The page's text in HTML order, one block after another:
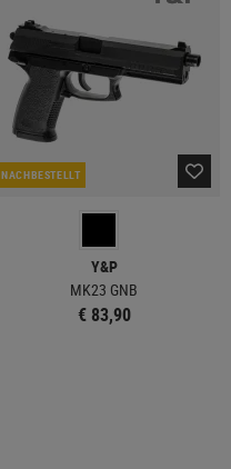
NACHBESTELLT
Y&P
MK23 GNB
€ 83,90